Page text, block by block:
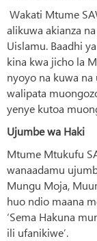
Wakati Mtume
alikuwa akianza
Uislamu. Baadhi
kina kwa jicho la
nyoyo na kuwa
walipata
yenye kutoa
Ujumbe wa Haki
Mtume Mtukufu
wanaadamu
Mungu Moja,
huo ndio maana
‘Sema Hakuna
ili ufanikiwe’.